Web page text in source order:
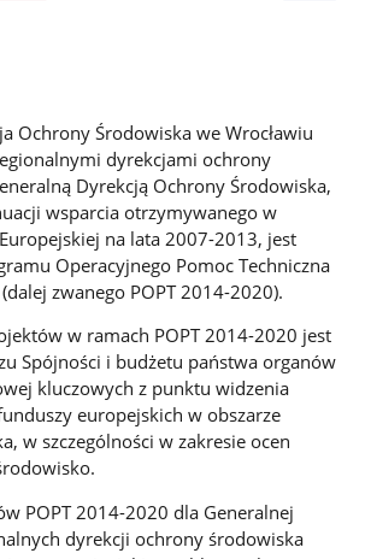
Ochrony Środowiska we Wrocławiu
dyrekcjami ochrony
Dyrekcją Ochrony Środowiska,
wsparcia otrzymywanego w
na lata 2007-2013, jest
Operacyjnego Pomoc Techniczna
zwanego POPT 2014-2020).
w ramach POPT 2014-2020 jest
Spójności i budżetu państwa organów
kluczowych z punktu widzenia
europejskich w obszarze
w szczególności w zakresie ocen
POPT 2014-2020 dla Generalnej
dyrekcji ochrony środowiska